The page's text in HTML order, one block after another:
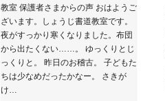
教室 保護者さまからの声 おはようご
ざいます。しょうじ書道教室です。
夜がすっかり寒くなりました。布団
から出たくない……。 ゆっくりとじ
っくりと。 昨日のお稽古。 子どもた
ちは少なめだったかなー。 さきが
け…